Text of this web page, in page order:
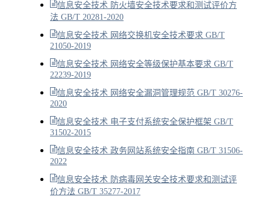
信息安全技术 防火墙安全技术要求和测试评价方
法 GB/T 20281-2020
信息安全技术 网络交换机安全技术要求 GB/T
21050-2019
信息安全技术 网络安全等级保护基本要求 GB/T
22239-2019
信息安全技术 网络安全漏洞管理规范 GB/T 30276-
2020
信息安全技术 电子支付系统安全保护框架 GB/T
31502-2015
信息安全技术 政务网站系统安全指南 GB/T 31506-
2022
信息安全技术 防病毒网关安全技术要求和测试评
价方法 GB/T 35277-2017